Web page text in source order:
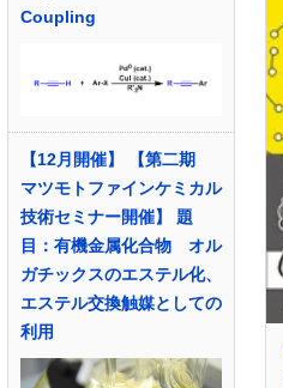
Coupling
【12月開催】 【第二期
マツモトファインケミカル
技術セミナー開催】 題
目：有機金属化合物 オル
ガチックスのエステル化、
エステル交換触媒としての
利用